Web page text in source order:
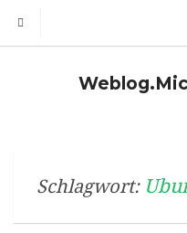
Schlagwort: